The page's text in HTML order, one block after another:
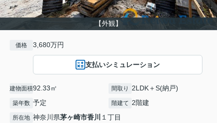
【外観】
価格 3,680万円
支払いシミュレーション
建物面積92.33㎡ 間取り 2LDK＋S(納戸)
築年数 予定 階建て 2階建
所在地 神奈川県茅ヶ崎市香川 １丁目